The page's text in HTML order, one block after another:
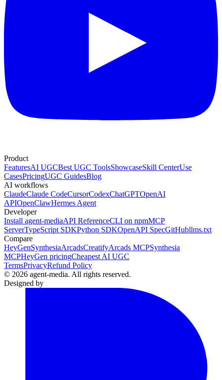
Product
FeaturesAI UGCBest UGC ToolsShowcaseSkill CenterUse
CasesPricingUGC GuidesBlog
AI workflows
ClaudeClaude CodeCursorCodexChatGPTOpenAI
APIOpenClawHermes Agent
Developer
Install agent-mediaAPI ReferenceCLI on npmMCP
ServerTypeScript SDKPython SDKOpenAPI SpecGitHubllms.txt
Compare
HeyGenSynthesiaArcadsCreatifyArcads MCPSynthesia
MCPHeyGen pricingCheapest AI UGC
TermsPrivacyRefund Policy
© 2026 agent-media. All rights reserved.
Designed by